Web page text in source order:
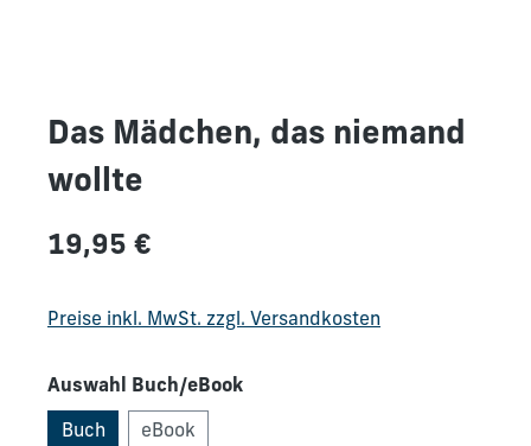
Das Mädchen, das niemand
wollte
Regulärer Preis:
19,95 €
Preise inkl. MwSt. zzgl. Versandkosten
Auswahl Buch/eBook
Buch eBook